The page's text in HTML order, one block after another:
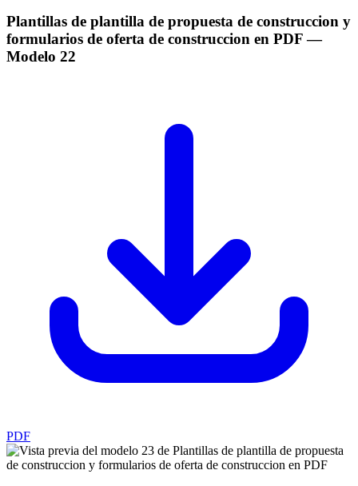
Plantillas de plantilla de propuesta de construccion y
formularios de oferta de construccion en PDF—
Modelo 22
PDF